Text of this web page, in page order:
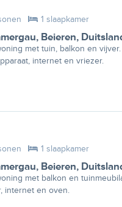
1 slaapkamer
, Beieren,
met tuin, balkon en
internet en vriezer.
1 slaapkamer
, Beieren,
met balkon en
internet en oven.